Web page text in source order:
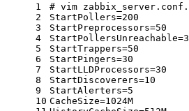
1
2
3
4
5
6
7
8
9
10
# vim
StartPollers=200
StartPreprocessors=50
StartPollersUnreachable=
StartTrappers=50
StartPingers=30
StartLLDProcessors=30
StartDiscoverers=10
StartAlerters=5
CacheSize=1024M